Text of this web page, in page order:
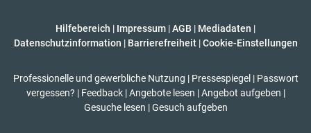
Hilfebereich | Impressum |AGB | Mediadaten |
Datenschutzinformation | Barrierefreiheit | Cookie-Einstellungen
Professionelle und gewerbliche Nutzung | Pressespiegel | Passwort
vergessen? | Feedback | Angebote lesen | Angebot aufgeben |
Gesuche lesen | Gesuch aufgeben